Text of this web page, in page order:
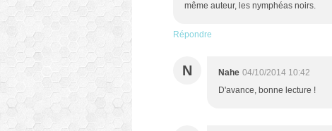
même auteur, les nymphéas noirs.
Répondre
N Nahe 04/10/2014 10:42
D'avance, bonne lecture !